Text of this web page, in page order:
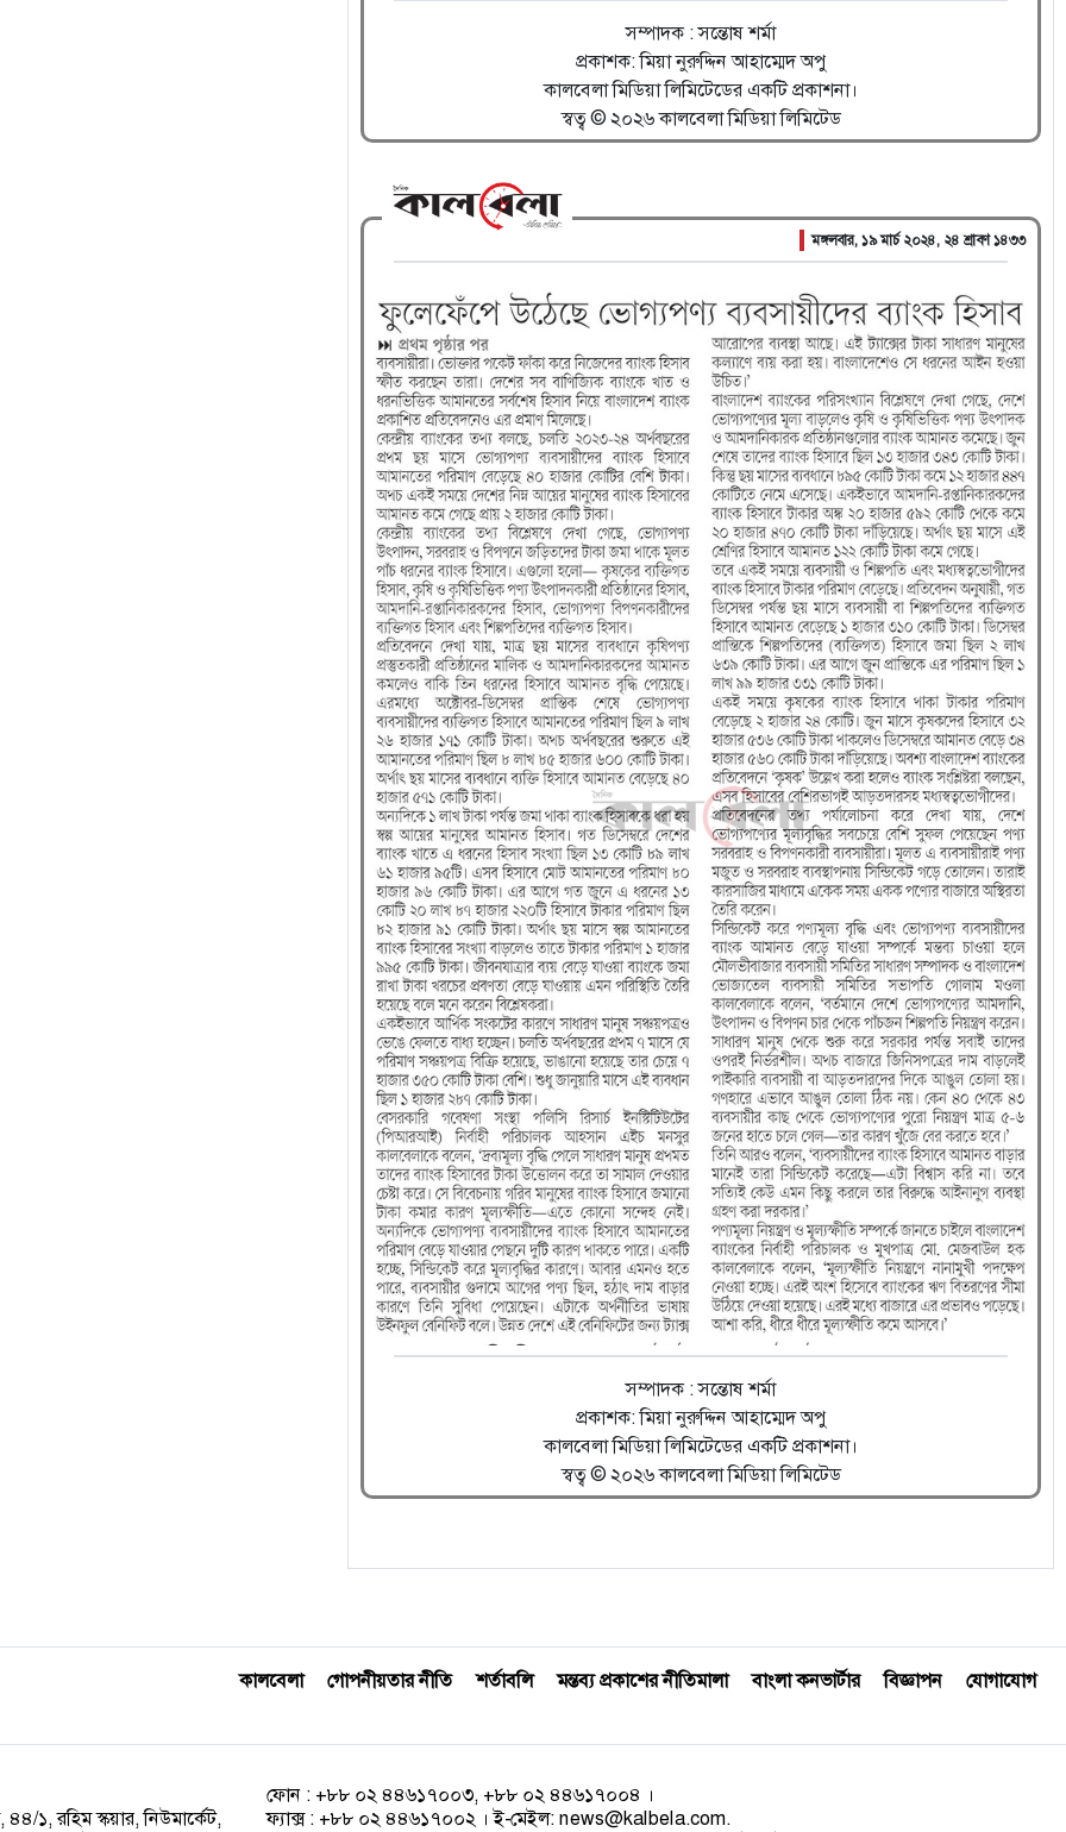
সম্পাদক : সন্তোষ শর্মা
প্রকাশক: মিয়া নুরুদ্দিন আহাম্মেদ অপু
কালবেলা মিডিয়া লিমিটেডের একটি প্রকাশনা।
স্বত্ব © ২০২৬ কালবেলা মিডিয়া লিমিটেড
মঙ্গলবার, ১৯ মার্চ ২০২৪, ২৪ শ্রাবণ ১৪৩৩
সম্পাদক : সন্তোষ শর্মা
প্রকাশক: মিয়া নুরুদ্দিন আহাম্মেদ অপু
কালবেলা মিডিয়া লিমিটেডের একটি প্রকাশনা।
স্বত্ব © ২০২৬ কালবেলা মিডিয়া লিমিটেড
কালবেলা গোপনীয়তার নীতি শর্তাবলি মন্তব্য প্রকাশের নীতিমালা বাংলা কনভার্টার বিজ্ঞাপন যোগাযোগ
৪৪/১, রহিম স্কয়ার, নিউমার্কেট,
ফোন : +৮৮ ০২ ৪৪৬১৭০০৩, +৮৮ ০২ ৪৪৬১৭০০৪ ।
ফ্যাক্স : +৮৮ ০২ ৪৪৬১৭০০২ । ই-মেইল:news@kalbela.com.